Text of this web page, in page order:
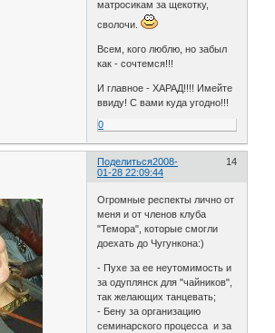
матросикам за щекотку,
сволочи.
Всем, кого люблю, но забыл
как - сочтемся!!!
И главное - ХАРАД!!!! Имейте
ввиду! С вами куда угодно!!!
0
Поделиться 14
2008-
01-28 22:09:44
Огромные респекты лично от
меня и от членов клуба
"Темора", которые смогли
доехать до Чугункона:)
- Пухе за ее неутомимость и
за одуплянск для "чайников",
так желающих танцевать;
- Бену за организацию
семинарского процесса и за